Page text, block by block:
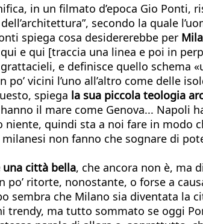
in un filmato d’epoca Gio Ponti,
secondo la quale
spiega cosa desidererebbe per
e qui [traccia una linea e poi in
e definisce quello schema
vicini l’uno all’altro come delle
spiega la sua piccola teologia
il mare come Genova... Napoli
quindi sta a noi fare in modo
non fanno che sognare di
città bella, che ancora non è, ma
ritorte, nonostante, o forse a
sembra che Milano sia diventata la
ma tutto sommato se oggi